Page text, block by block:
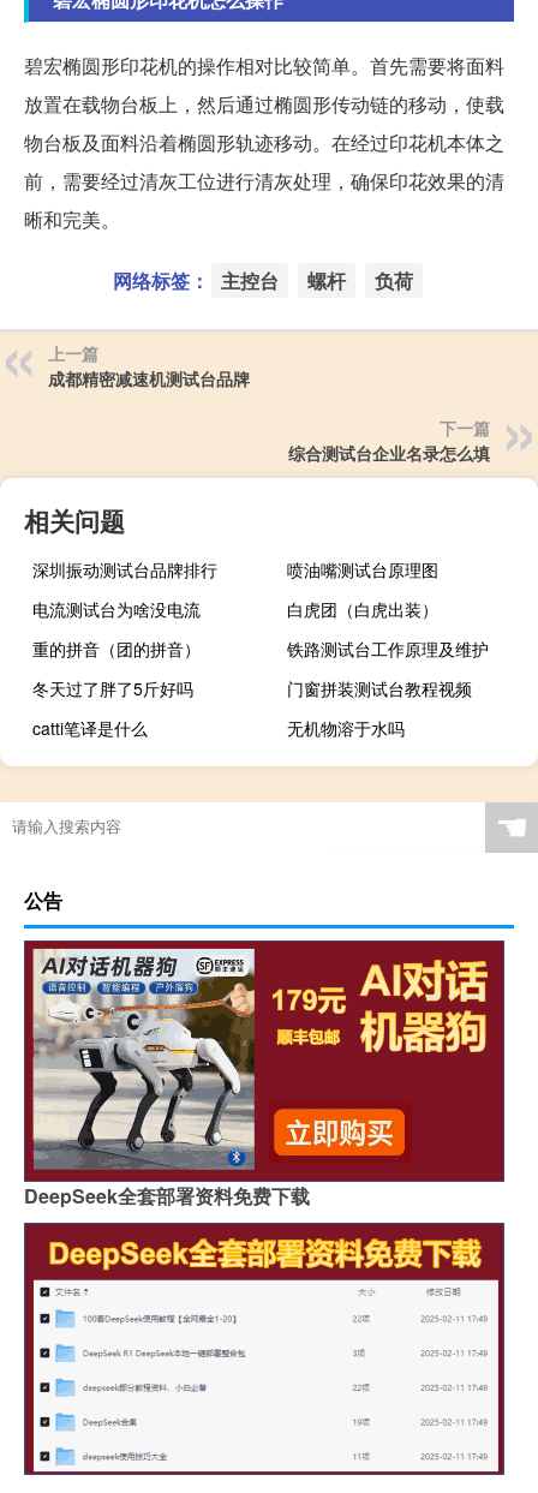
碧宏椭圆形印花机的操作相对比较简单。首先需要将面料
放置在载物台板上，然后通过椭圆形传动链的移动，使载
物台板及面料沿着椭圆形轨迹移动。在经过印花机本体之
前，需要经过清灰工位进行清灰处理，确保印花效果的清
晰和完美。
网络标签： 主控台 螺杆 负荷
上一篇
成都精密减速机测试台品牌
下一篇
综合测试台企业名录怎么填
相关问题
深圳振动测试台品牌排行
喷油嘴测试台原理图
电流测试台为啥没电流
白虎团（白虎出装）
重的拼音（团的拼音）
铁路测试台工作原理及维护
冬天过了胖了5斤好吗
门窗拼装测试台教程视频
catti笔译是什么
无机物溶于水吗
☚
公告
DeepSeek全套部署资料免费下载